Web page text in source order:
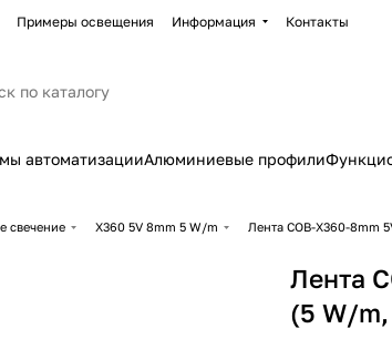
Примеры освещения Информация Контакты
автоматизацииАлюминиевые профили
свечение X360 5V 8mm 5 W/m Лента COB-X360-8mm
Лента
(5 W/